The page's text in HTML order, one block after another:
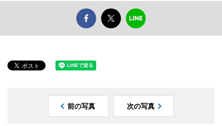
前の写真 次の写真